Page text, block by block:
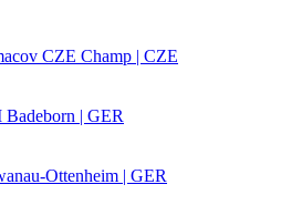
CZE Champ | CZE
| GER
Ottenheim | GER